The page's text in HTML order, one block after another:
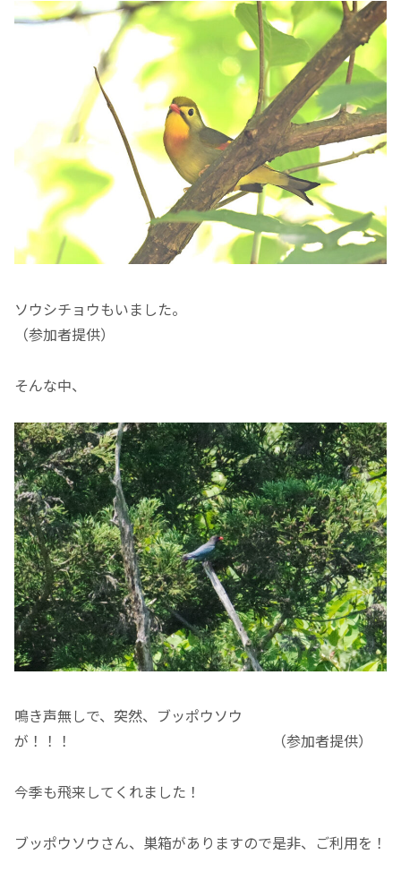
ソウシチョウもいました。
（参加者提供）
そんな中、
鳴き声無しで、突然、ブッポウソウ
が！！！ （参加者提供）
今季も飛来してくれました！
ブッポウソウさん、巣箱がありますので是非、ご利用を！